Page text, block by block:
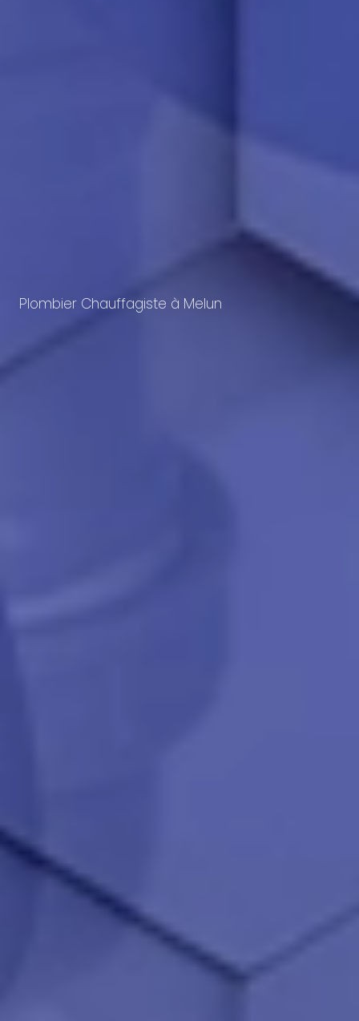
Plombier Chauffagiste à Melun